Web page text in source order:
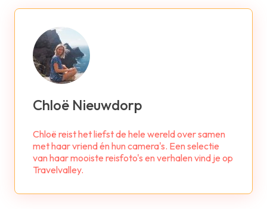
Chloë Nieuwdorp
Chloë reist het liefst de hele wereld over samen
met haar vriend én hun camera's. Een selectie
van haar mooiste reisfoto's en verhalen vind je op
Travelvalley.